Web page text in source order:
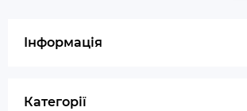
Інформація
Категорії